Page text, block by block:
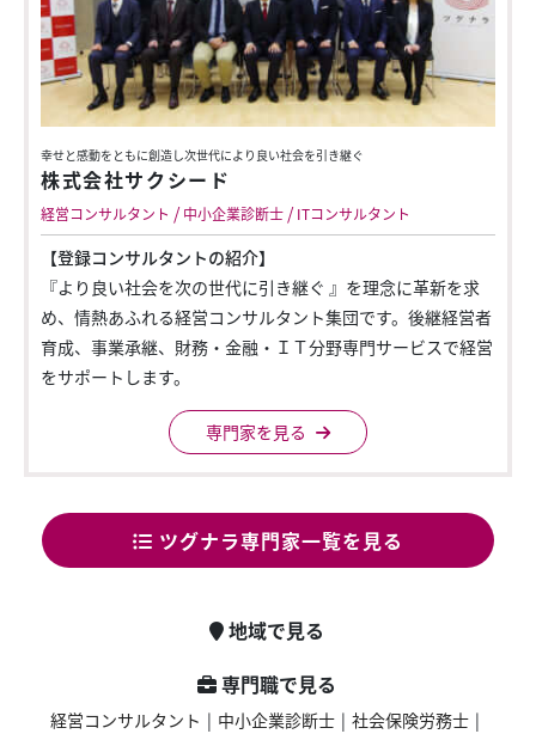
幸せと感動をともに創造し次世代により良い社会を引き継ぐ
株式会社サクシード
経営コンサルタント /中小企業診断士 /ITコンサルタント
【登録コンサルタントの紹介】
『より良い社会を次の世代に引き継ぐ 』を理念に革新を求
め、情熱あふれる経営コンサルタント集団です。後継経営者
育成、事業承継、財務・金融・ＩＴ分野専門サービスで経営
をサポートします。
専門家を見る
ツグナラ専門家一覧を見る
地域で見る
専門職で見る
経営コンサルタント | 中小企業診断士 | 社会保険労務士 |